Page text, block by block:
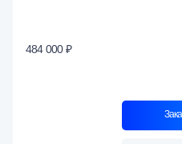
484 000 ₽